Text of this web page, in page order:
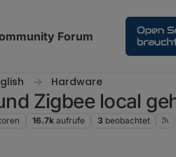
Forum
Hardware
Zigbee local
16.7k aufrufe 3 beobachtet